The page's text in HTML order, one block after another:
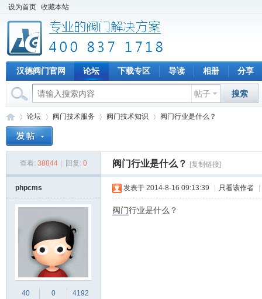
设为首页 收藏本站
汉德阀门官网 论坛 下载专区 导读 相册 分享
帖子 搜索
论坛
›
阀门技术服务 阀门技术知识
›
阀门行业是什么？
查看: 38844 回复: 0 阀门行业是什么？ [复制链接]
phpcms
40
0
4192
发表于 2014-8-16 09:13:39 只看该作者
阀门行业是什么？